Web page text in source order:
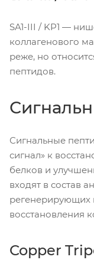
SA1-III / KP1 —
коллагенового
реже, но
пептидов.
Сигнальные
сигнал» к
белков и
входят в состав
регенерирующих
восстановления
Copper